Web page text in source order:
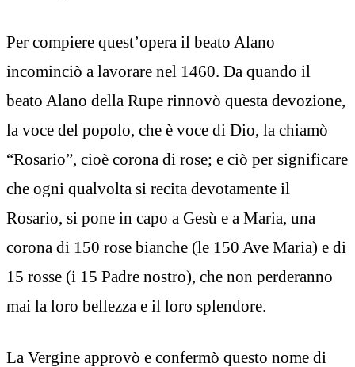
Per compiere quest’opera il beato Alano
incominciò a lavorare nel 1460. Da quando il
beato Alano della Rupe rinnovò questa devozione,
la voce del popolo, che è voce di Dio, la chiamò
“Rosario”, cioè corona di rose; e ciò per significare
che ogni qualvolta si recita devotamente il
Rosario, si pone in capo a Gesù e a Maria, una
corona di 150 rose bianche (le 150 Ave Maria) e di
15 rosse (i 15 Padre nostro), che non perderanno
mai la loro bellezza e il loro splendore.
La Vergine approvò e confermò questo nome di